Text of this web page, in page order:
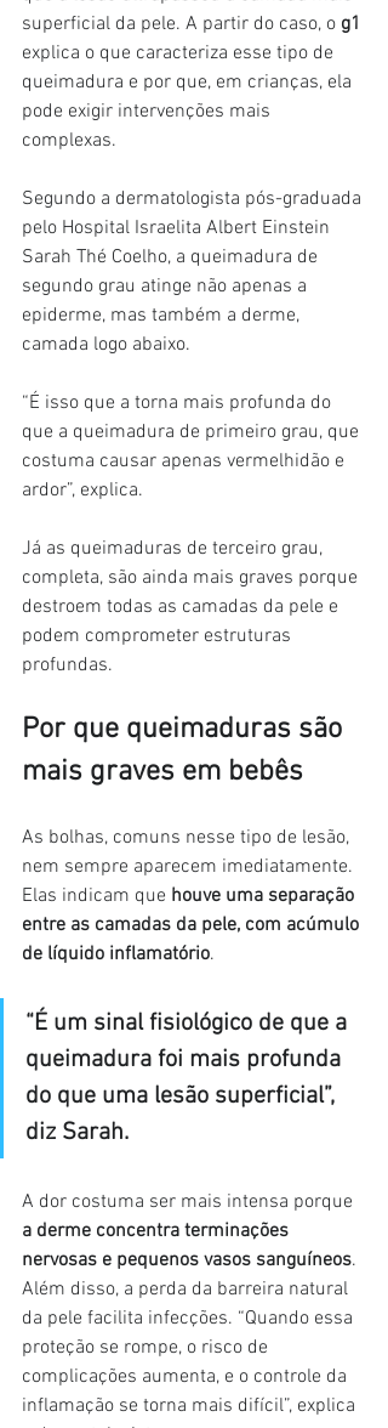
superficial da pele. A partir do caso, o g1
explica o que caracteriza esse tipo de
queimadura e por que, em crianças, ela
pode exigir intervenções mais
complexas.
Segundo a dermatologista pós-graduada
pelo Hospital Israelita Albert Einstein
Sarah Thé Coelho, a queimadura de
segundo grau atinge não apenas a
epiderme, mas também a derme,
camada logo abaixo.
“É isso que a torna mais profunda do
que a queimadura de primeiro grau, que
costuma causar apenas vermelhidão e
ardor”, explica.
Já as queimaduras de terceiro grau,
completa, são ainda mais graves porque
destroem todas as camadas da pele e
podem comprometer estruturas
profundas.
Por que queimaduras são
mais graves em bebês
As bolhas, comuns nesse tipo de lesão,
nem sempre aparecem imediatamente.
Elas indicam que houve uma separação
entre as camadas da pele, com acúmulo
de líquido inflamatório.
“É um sinal fisiológico de que a
queimadura foi mais profunda
do que uma lesão superficial”,
diz Sarah.
A dor costuma ser mais intensa porque
a derme concentra terminações
nervosas e pequenos vasos sanguíneos.
Além disso, a perda da barreira natural
da pele facilita infecções. “Quando essa
proteção se rompe, o risco de
complicações aumenta, e o controle da
inflamação se torna mais difícil”, explica